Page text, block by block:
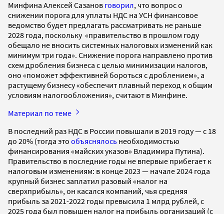
Минфина Алексей Сазанов говорил, что вопрос о
снижении порога для уплаты НДС на УСН финансовое
ведомство будет предлагать рассматривать не раньше
2028 года, поскольку «правительство в прошлом году
обещало не вносить системных налоговых изменений как
минимум три года». Снижение порога направлено против
схем дробления бизнеса с целью минимизации налогов,
оно «поможет эффективней бороться с дроблением», а
растущему бизнесу «обеспечит плавный переход к общим
условиям налогообложения», считают в Минфине.
Материал по теме
В последний раз НДС в России повышали в 2019 году — с 18
до 20% (тогда это объяснялось необходимостью
финансирования «майских указов» Владимира Путина).
Правительство в последние годы не впервые прибегает к
налоговым изменениям: в конце 2023 — начале 2024 года
крупный бизнес заплатил разовый «налог на
сверхприбыль», он касался компаний, чья средняя
прибыль за 2021-2022 годы превысила 1 млрд рублей, с
2025 года был повышен налог на прибыль организаций (с